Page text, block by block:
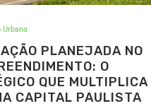
Urbana
PLANEJADA NO
O
QUE MULTIPLICA
CAPITAL PAULISTA